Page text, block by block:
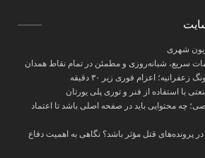
شهری
سریع، شبانه‌روزی و مطمئن در تمام نقاط همدان
اعزام فوری زیر ۳۰ دقیقه
با استفاده از فنر و توری پلی یورتان
چه محتوایی باید در صفحه اصلی باشد تا اعتماد
در پرونده‌های قتل مؤثر باشد؟ نگاهی به اهمیت دفاع